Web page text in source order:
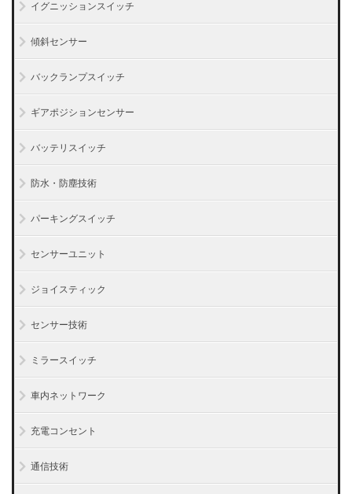
イグニッションスイッチ
傾斜センサー
バックランプスイッチ
ギアポジションセンサー
バッテリスイッチ
防水・防塵技術
パーキングスイッチ
センサーユニット
ジョイスティック
センサー技術
ミラースイッチ
車内ネットワーク
充電コンセント
通信技術